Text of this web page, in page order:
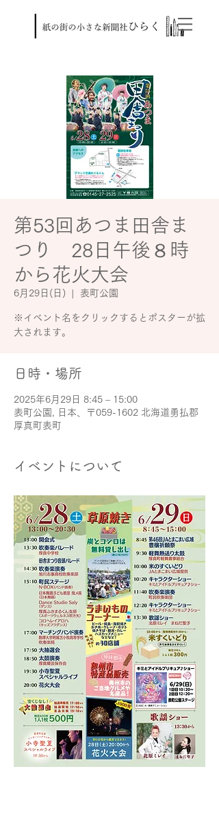
第53回あつま田舎ま
つり 28日午後８時
から花火大会
6月29日(日) 表町公園
※イベント名をクリックするとポスターが拡
大されます。
日時・場所
2025年6月29日 8:45 – 15:00
表町公園, 日本、〒059-1602 北海道勇払郡
厚真町表町
イベントについて